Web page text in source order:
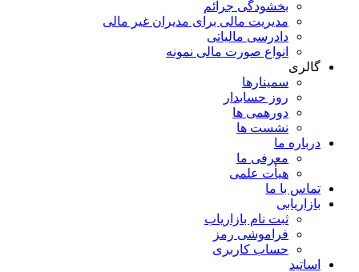
بخشودگی جرائم
مدیریت مالی برای مدیران غیر مالی
دادرسی مالیاتی
انواع صورت مالی نمونه
گالری
سمینارها
روز حسابدار
دورهمی ها
نشست ها
درباره ما
معرفی ما
هیأت علمی
تماس با ما
بازاریابی
ثبت نام بازاریاب
فراموشی رمز
حساب کاربری
اساتید